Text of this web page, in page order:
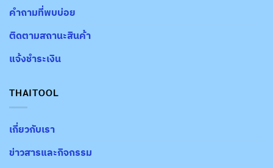
คำถามที่พบบ่อย
ติดตามสถานะสินค้า
แจ้งชำระเงิน
THAITOOL
เกี่ยวกับเรา
ข่าวสารและกิจกรรม